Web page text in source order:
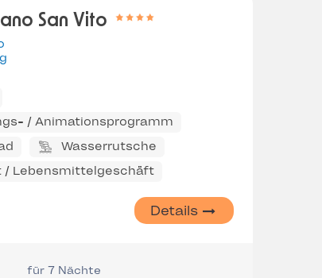
San Vito
/ Animationsprogramm
Wasserrutsche
/ Lebensmittelgeschäft
Details
für 7 Nächte